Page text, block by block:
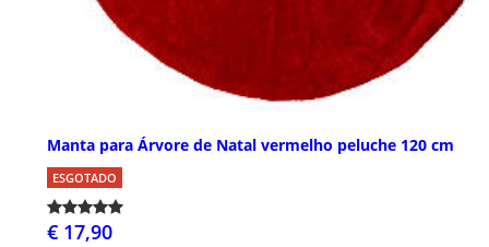
Manta para Árvore de Natal vermelho peluche 120 cm
ESGOTADO
€ 17,90